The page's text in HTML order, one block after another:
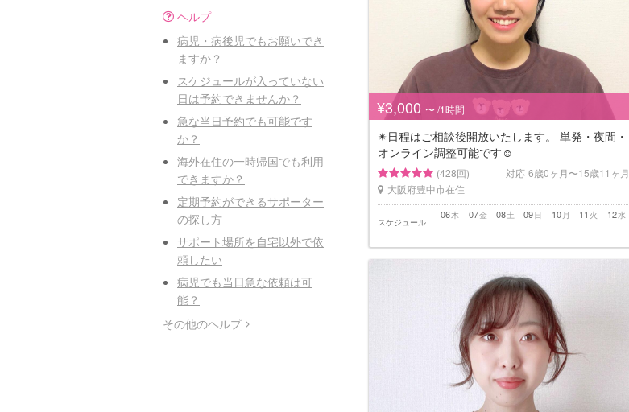
ヘルプ
病児・病後児でもお願いでき
ますか？
スケジュールが入っていない
日は予約できませんか？
急な当日予約でも可能です
か？
海外在住の一時帰国でも利用
できますか？
定期予約ができるサポーター
の探し方
サポート場所を自宅以外で依
頼したい
病児でも当日急な依頼は可
能？
その他のヘルプ
¥3,000 〜 /1時間
✴︎日程はご相談後開放いたします。 単発・夜間・
オンライン調整可能です☺
(428回) 対応 6歳0ヶ月〜15歳11ヶ月
大阪府豊中市在住
スケジュール
木
06 金
07 土
08 日
09 月
10 火
11 水
12